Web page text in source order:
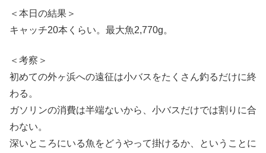
＜本日の結果＞
キャッチ20本くらい。最大魚2,770g。
＜考察＞
初めての外ヶ浜への遠征は小バスをたくさん釣るだけに終
わる。
ガソリンの消費は半端ないから、小バスだけでは割りに合
わない。
深いところにいる魚をどうやって掛けるか、ということに